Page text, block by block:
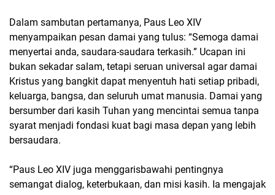
Dalam sambutan pertamanya, Paus Leo XIV
menyampaikan pesan damai yang tulus: “Semoga damai
menyertai anda, saudara-saudara terkasih.” Ucapan ini
bukan sekadar salam, tetapi seruan universal agar damai
Kristus yang bangkit dapat menyentuh hati setiap pribadi,
keluarga, bangsa, dan seluruh umat manusia. Damai yang
bersumber dari kasih Tuhan yang mencintai semua tanpa
syarat menjadi fondasi kuat bagi masa depan yang lebih
bersaudara.
“Paus Leo XIV juga menggarisbawahi pentingnya
semangat dialog, keterbukaan, dan misi kasih. Ia mengajak